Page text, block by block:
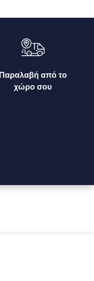
Παραλαβή από το
χώρο σου